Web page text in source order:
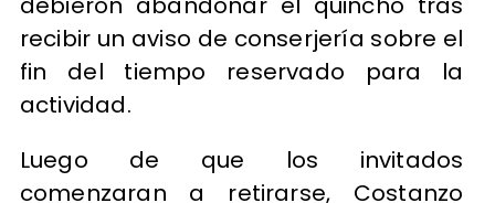
recibir un aviso de conserjería sobre el
fin del tiempo reservado para la
actividad.
Luego de que los invitados
comenzaran a retirarse, Costanzo